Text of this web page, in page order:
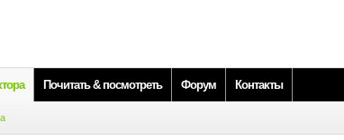
Почитать & посмотреть Форум Контакты